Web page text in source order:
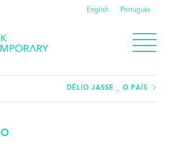
English Português
DÉLIO JASSE _ O PAÍS